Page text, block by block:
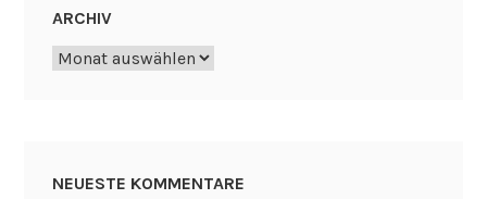
ARCHIV
Archiv
NEUESTE KOMMENTARE